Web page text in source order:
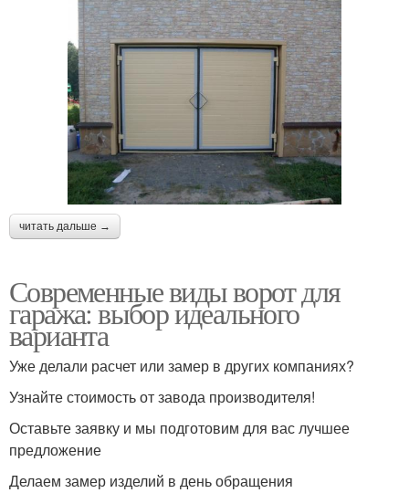
читать дальше →
Современные виды ворот для
гаража: выбор идеального
варианта
Уже делали расчет или замер в других компаниях?
Узнайте стоимость от завода производителя!
Оставьте заявку и мы подготовим для вас лучшее
предложение
Делаем замер изделий в день обращения